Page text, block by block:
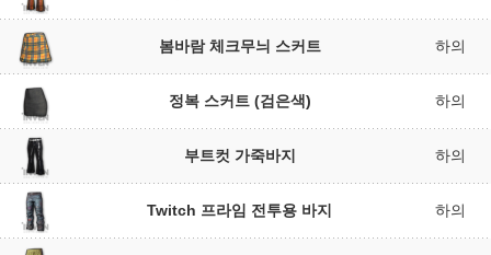
봄바람 체크무늬 스커트 하의
정복 스커트 (검은색) 하의
부트컷 가죽바지 하의
Twitch 프라임 전투용 바지 하의